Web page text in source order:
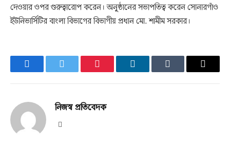
দেওয়ার ওপর গুরুত্বারোপ করেন। অনুষ্ঠানের সভাপতিত্ব করেন সোনারগাঁও
ইউনিভার্সিটির বাংলা বিভাগের বিভাগীয় প্রধান মো. শামীম সরকার।
FacebookTwitter PinterestLinkedInTumblr Email
নিজস্ব প্রতিবেদক